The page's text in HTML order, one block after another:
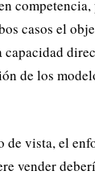
casos el
capacidad
de los
de vista, el
vender